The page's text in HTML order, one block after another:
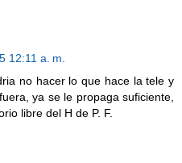
12:11 a. m.
no hacer lo que hace la tele y
ya se le propaga suficiente,
libre del H de P. F.